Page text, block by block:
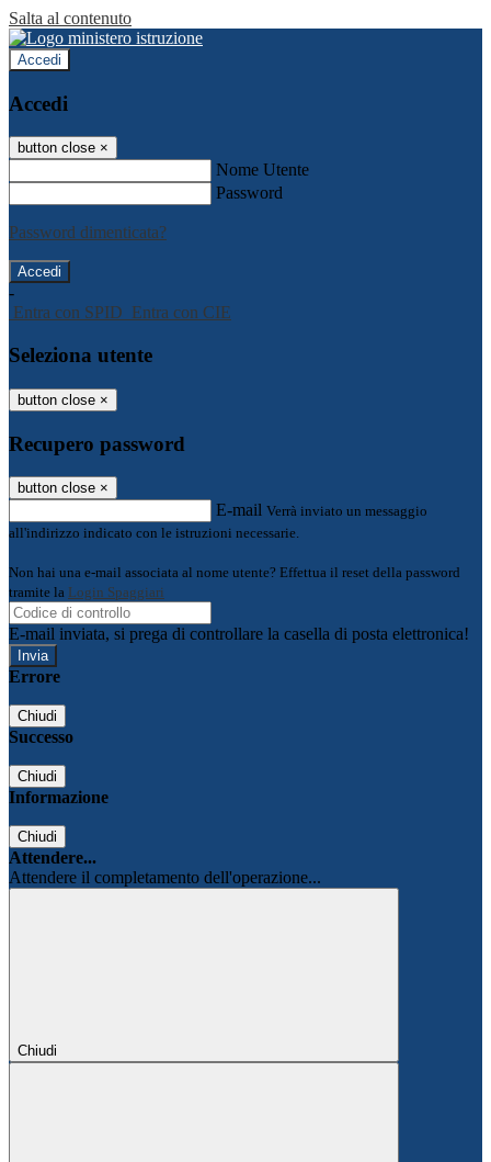
Salta al contenuto
Accedi
Accedi
button close ×
Nome Utente
Password
Password dimenticata?
-
Entra con SPID Entra con CIE
Seleziona utente
button close ×
Recupero password
button close ×
E-mail Verrà inviato un messaggio
all'indirizzo indicato con le istruzioni necessarie.
Non hai una e-mail associata al nome utente? Effettua il reset della password
tramite la Login Spaggiari
E-mail inviata, si prega di controllare la casella di posta elettronica!
Errore
Chiudi
Successo
Chiudi
Informazione
Chiudi
Attendere...
Attendere il completamento dell'operazione...
Chiudi